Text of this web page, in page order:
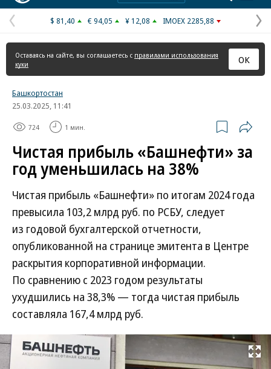
Предыдущая
страница
$ 81,40 € 94,05 ¥ 12,08 IMOEX 2285,88
Оставаясь на сайте, вы соглашаетесь с правилами использования
куки
ОК
Башкортостан
25.03.2025, 11:41
724 1 мин.
Чистая прибыль «Башнефти» за
год уменьшилась на 38%
Чистая прибыль «Башнефти» по итогам 2024 года
превысила 103,2 млрд руб. по РСБУ, следует
из годовой бухгалтерской отчетности,
опубликованной на странице эмитента в Центре
раскрытия корпоративной информации.
По сравнению с 2023 годом результаты
ухудшились на 38,3% — тогда чистая прибыль
составляла 167,4 млрд руб.
Развернуть